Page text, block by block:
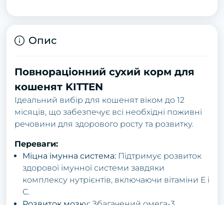
Опис
Повнораціонний сухий корм для
кошенят KITTEN
Ідеальний вибір для кошенят віком до 12
місяців, що забезпечує всі необхідні поживні
речовини для здорового росту та розвитку.
Переваги:
Міцна імунна система: Підтримує розвиток
здорової імунної системи завдяки
комплексу нутрієнтів, включаючи вітаміни Е і
С.